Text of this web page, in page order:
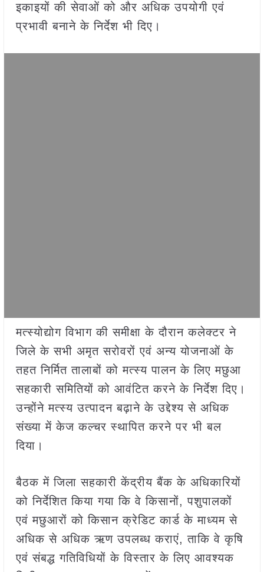
इकाइयों की सेवाओं को और अधिक उपयोगी एवं
प्रभावी बनाने के निर्देश भी दिए।
मत्स्योद्योग विभाग की समीक्षा के दौरान कलेक्टर ने
जिले के सभी अमृत सरोवरों एवं अन्य योजनाओं के
तहत निर्मित तालाबों को मत्स्य पालन के लिए मछुआ
सहकारी समितियों को आवंटित करने के निर्देश दिए।
उन्होंने मत्स्य उत्पादन बढ़ाने के उद्देश्य से अधिक
संख्या में केज कल्चर स्थापित करने पर भी बल
दिया।
बैठक में जिला सहकारी केंद्रीय बैंक के अधिकारियों
को निर्देशित किया गया कि वे किसानों, पशुपालकों
एवं मछुआरों को किसान क्रेडिट कार्ड के माध्यम से
अधिक से अधिक ऋण उपलब्ध कराएं, ताकि वे कृषि
एवं संबद्ध गतिविधियों के विस्तार के लिए आवश्यक